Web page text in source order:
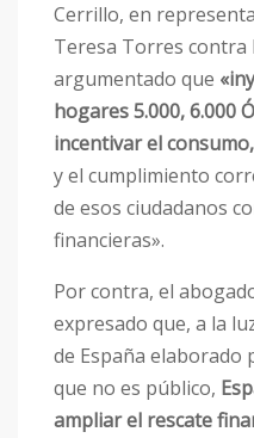
Cerrillo, en
Teresa Torres contra
argumentado que
hogares 5.000, 6.000
incentivar el consumo,
y el cumplimiento
de esos ciudadanos
financieras».
Por contra, el
expresado que, a la
de España elaborado
que no es público,
ampliar el rescate